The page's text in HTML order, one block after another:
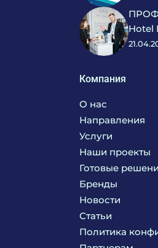
Hotel
Компания
О нас
Направления
Кухня
Прачечная
Текстиль
Химия
Мебель
Комплексное
Услуги
Поставка
Сервисное
Консалтинг
Продажа
Монтажные и
Наши проекты
Готовые
Бренды
Новости
Статьи
Политика